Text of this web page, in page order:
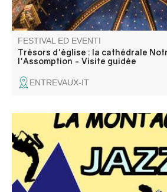
FESTIVAL ED EVENTI
Trésors d'église : la cathédrale
l'Assomption - Visite guidée
ENTREVAUX-IT
La 5ème édition du Festival La
déroule dans quatre villages des
Moyen Verdon.